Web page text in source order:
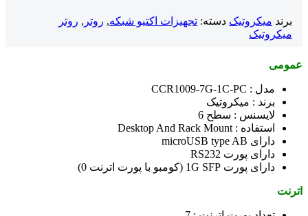
برند میکروتیک دسته: تجهیزات اکتیو شبکه, روتر , روتر
میکروتیک
عمومی
مدل : CCR1009-7G-1C-PC
برند : میکروتیک
لایسنس : سطح 6
استفاده : Desktop And Rack Mount
دارای microUSB type AB
دارای پورت RS232
دارای پورت 1G SFP (کومبو با پورت اترنت 0)
اترنت